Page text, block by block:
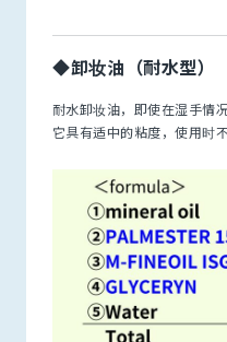
◆卸妆油（耐水型）
耐水卸妆油，即使在湿手情
它具有适中的粘度，使用时不